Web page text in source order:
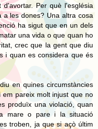
Per què l'església
a les dones? Una altra cosa
ha sigut que en un dels
una vida o que quan ho
crec que la gent que diu
i quan es considera que és
en quines circumstàncies
pareix molt injust que no
produïx una violació, quan
mare o pare i la situació
troben, ja que si açò últim